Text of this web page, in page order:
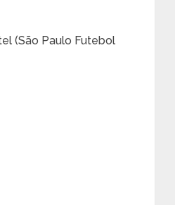
(São Paulo Futebol